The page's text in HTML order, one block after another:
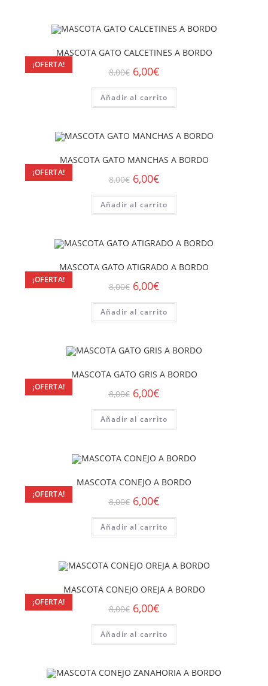
¡OFERTA!
MASCOTA GATO CALCETINES A BORDO
8,00€ 6,00€
Añadir al carrito
¡OFERTA!
MASCOTA GATO MANCHAS A BORDO
8,00€ 6,00€
Añadir al carrito
¡OFERTA!
MASCOTA GATO ATIGRADO A BORDO
8,00€ 6,00€
Añadir al carrito
¡OFERTA!
MASCOTA GATO GRIS A BORDO
8,00€ 6,00€
Añadir al carrito
¡OFERTA!
MASCOTA CONEJO A BORDO
8,00€ 6,00€
Añadir al carrito
¡OFERTA!
MASCOTA CONEJO OREJA A BORDO
8,00€ 6,00€
Añadir al carrito